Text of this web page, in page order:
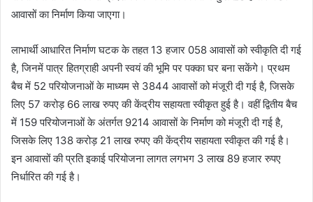
आवासों का निर्माण किया जाएगा।
लाभार्थी आधारित निर्माण घटक के तहत 13 हजार 058 आवासों को स्वीकृति दी गई
है, जिनमें पात्र हितग्राही अपनी स्वयं की भूमि पर पक्का घर बना सकेंगे। प्रथम
बैच में 52 परियोजनाओं के माध्यम से 3844 आवासों को मंजूरी दी गई है, जिसके
लिए 57 करोड़ 66 लाख रुपए की केंद्रीय सहायता स्वीकृत हुई है। वहीं द्वितीय बैच
में 159 परियोजनाओं के अंतर्गत 9214 आवासों के निर्माण को मंजूरी दी गई है,
जिसके लिए 138 करोड़ 21 लाख रुपए की केंद्रीय सहायता स्वीकृत की गई है।
इन आवासों की प्रति इकाई परियोजना लागत लगभग 3 लाख 89 हजार रुपए
निर्धारित की गई है।